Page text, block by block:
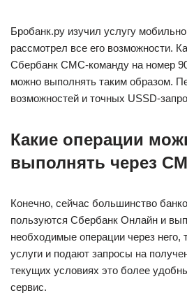
Бробанк.ру изучил услугу
рассмотрел все его возможности.
Сбербанк СМС-команду на номер
можно выполнять таким образом.
возможностей и точных USSD-
Какие операции
выполнять через
Конечно, сейчас большинство
пользуются Сбербанк Онлайн и
необходимые операции через
услуги и подают запросы на
текущих условиях это более
сервис.